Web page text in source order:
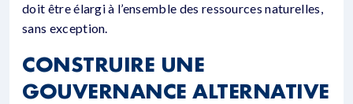
doit être élargi à l’ensemble des ressources naturelles,
sans exception.
CONSTRUIRE UNE
GOUVERNANCE ALTERNATIVE